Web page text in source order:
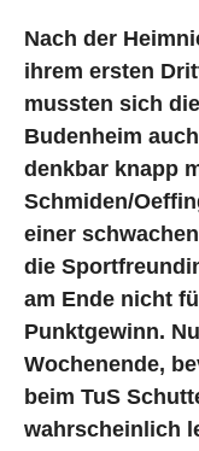
Nach der
ihrem ersten
mussten sich
Budenheim
denkbar knapp
Schmiden/
einer
die
am Ende nicht
Punktgewinn.
Wochenende,
beim TuS
wahrscheinlich